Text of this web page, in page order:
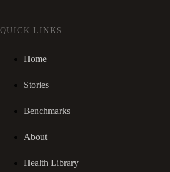
QUICK LINKS
Home
Stories
Benchmarks
About
Health Library